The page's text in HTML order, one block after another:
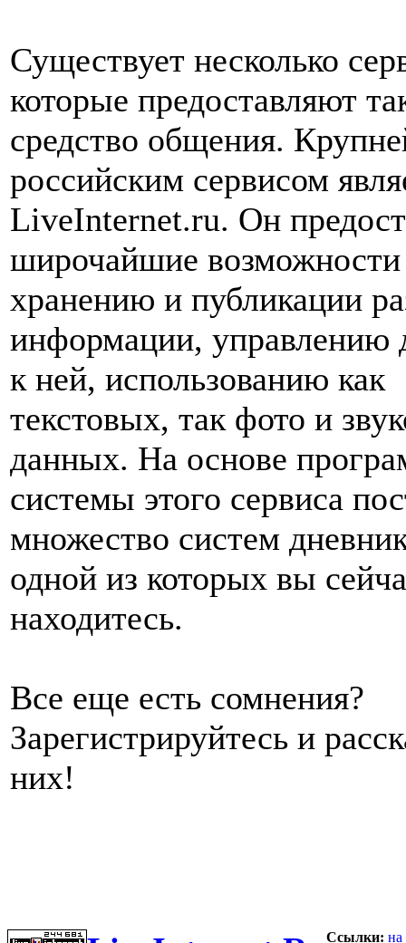
Существует несколько
которые предоставляют
средство общения.
российским сервисом
LiveInternet.ru. Он
широчайшие
хранению и публикации
информации, управлению
к ней, использованию как
текстовых, так фото и
данных. На основе
системы этого сервиса
множество систем
одной из которых вы
находитесь.
Все еще есть сомнения?
Зарегистрируйтесь и
них!
Ссылки: на